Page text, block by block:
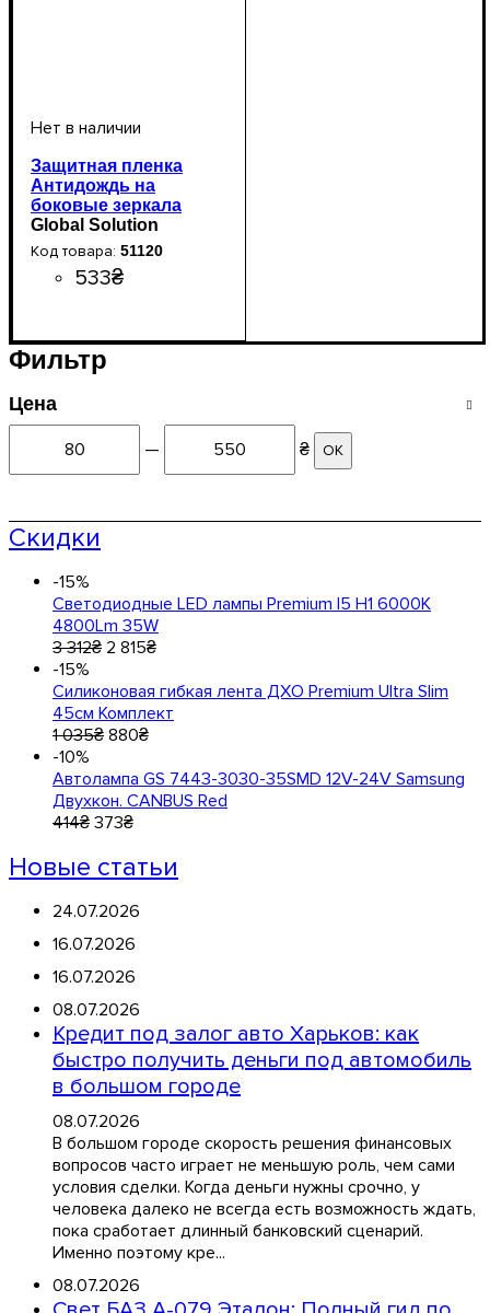
Защитная пленка
Антидождь на
боковые зеркала
автомобиля Premium
200*160мм
Global Solution
51120
533₴
Фильтр
Цена
— ₴ ОК
Скидки
-15%
Светодиодные LED лампы Premium I5 H1 6000K
4800Lm 35W
3 312₴ 2 815₴
-15%
Силиконовая гибкая лента ДХО Premium Ultra Slim
45см Комплект
1 035₴ 880₴
-10%
Автолампа GS 7443-3030-35SMD 12V-24V Samsung
Двухкон. CANBUS Red
414₴ 373₴
Новые статьи
24.07.2026
16.07.2026
16.07.2026
08.07.2026
Кредит под залог авто Харьков: как
быстро получить деньги под автомобиль
в большом городе
08.07.2026
В большом городе скорость решения финансовых
вопросов часто играет не меньшую роль, чем сами
условия сделки. Когда деньги нужны срочно, у
человека далеко не всегда есть возможность ждать,
пока сработает длинный банковский сценарий.
Именно поэтому кре...
08.07.2026